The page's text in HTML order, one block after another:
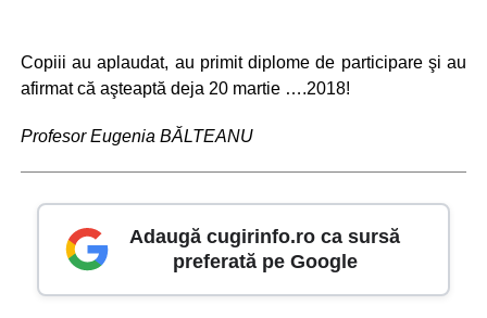
Copiii au aplaudat, au primit diplome de participare şi au
afirmat că aşteaptă deja 20 martie ….2018!
Profesor Eugenia BĂLTEANU
Adaugă cugirinfo.ro ca sursă
preferată pe Google